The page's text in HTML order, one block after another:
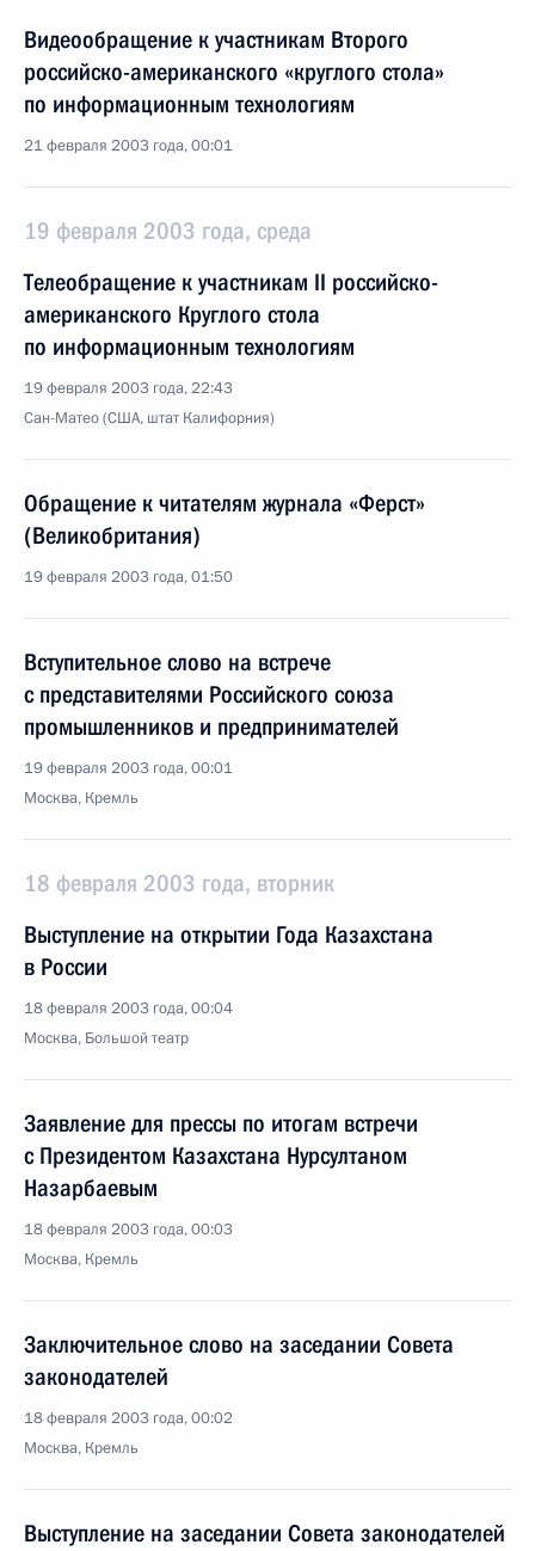
Видеообращение к участникам Второго
российско-американского «круглого стола»
по информационным технологиям
21 февраля 2003 года, 00:01
19 февраля 2003 года, среда
Телеобращение к участникам II российско-
американского Круглого стола
по информационным технологиям
19 февраля 2003 года, 22:43
Сан-Матео (США, штат Калифорния)
Обращение к читателям журнала «Ферст»
(Великобритания)
19 февраля 2003 года, 01:50
Вступительное слово на встрече
с представителями Российского союза
промышленников и предпринимателей
19 февраля 2003 года, 00:01
Москва, Кремль
18 февраля 2003 года, вторник
Выступление на открытии Года Казахстана
в России
18 февраля 2003 года, 00:04
Москва, Большой театр
Заявление для прессы по итогам встречи
с Президентом Казахстана Нурсултаном
Назарбаевым
18 февраля 2003 года, 00:03
Москва, Кремль
Заключительное слово на заседании Совета
законодателей
18 февраля 2003 года, 00:02
Москва, Кремль
Выступление на заседании Совета законодателей